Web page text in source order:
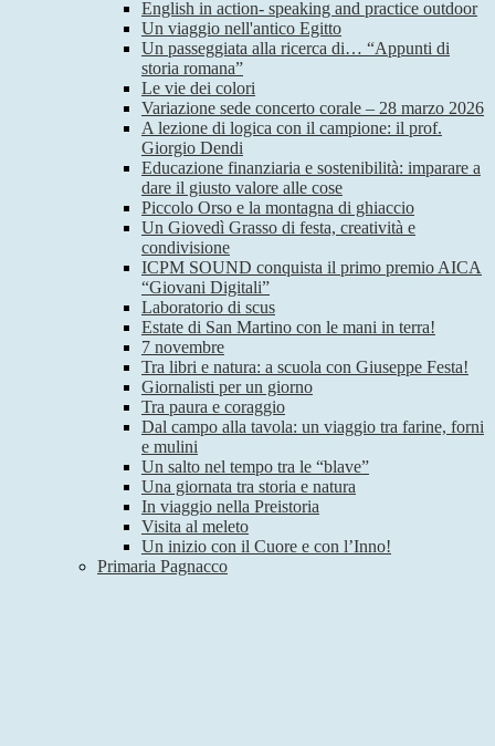
English in action- speaking and practice outdoor
Un viaggio nell'antico Egitto
Un passeggiata alla ricerca di… “Appunti di
storia romana”
Le vie dei colori
Variazione sede concerto corale – 28 marzo 2026
A lezione di logica con il campione: il prof.
Giorgio Dendi
Educazione finanziaria e sostenibilità: imparare a
dare il giusto valore alle cose
Piccolo Orso e la montagna di ghiaccio
Un Giovedì Grasso di festa, creatività e
condivisione
ICPM SOUND conquista il primo premio AICA
“Giovani Digitali”
Laboratorio di scus
Estate di San Martino con le mani in terra!
7 novembre
Tra libri e natura: a scuola con Giuseppe Festa!
Giornalisti per un giorno
Tra paura e coraggio
Dal campo alla tavola: un viaggio tra farine, forni
e mulini
Un salto nel tempo tra le “blave”
Una giornata tra storia e natura
In viaggio nella Preistoria
Visita al meleto
Un inizio con il Cuore e con l’Inno!
Primaria Pagnacco